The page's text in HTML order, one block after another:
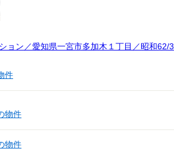
ョン／愛知県一宮市多加木１丁目／昭和62/3
件
物件
物件